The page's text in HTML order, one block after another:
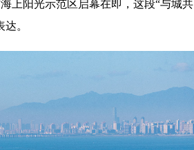
上阳光示范区启幕在即，这段“与城共
。